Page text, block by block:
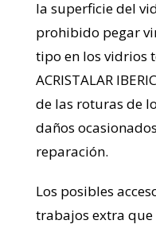
la superficie del
prohibido pegar
tipo en los vidrios
ACRISTALAR
de las roturas de
daños
reparación.
Los posibles
trabajos extra